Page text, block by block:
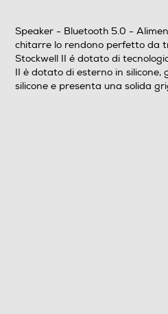
Dimensioni - Peso
Peso-Kg
Speaker - Bluetooth 5.0 -
chitarre lo rendono perfetto da
Stockwell II é dotato di
II è dotato di esterno in silicone,
silicone e presenta una solida